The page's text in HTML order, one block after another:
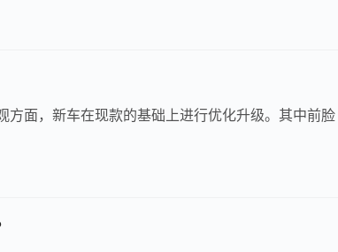
面，新车在现款的基础上进行优化升级。其中前脸